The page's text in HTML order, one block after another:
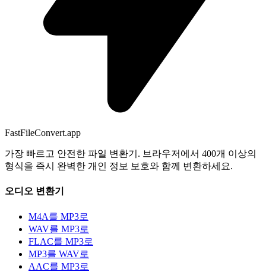
FastFileConvert.app
가장 빠르고 안전한 파일 변환기. 브라우저에서 400개 이상의
형식을 즉시 완벽한 개인 정보 보호와 함께 변환하세요.
오디오 변환기
M4A를 MP3로
WAV를 MP3로
FLAC를 MP3로
MP3를 WAV로
AAC를 MP3로